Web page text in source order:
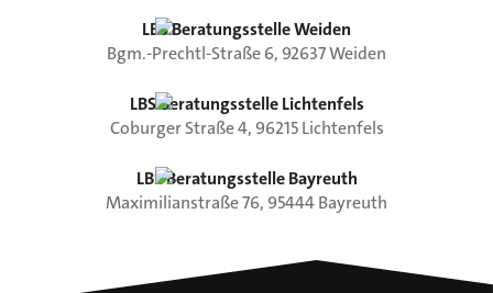
LBS Beratungsstelle Weiden
Bgm.-Prechtl-Straße6,92637Weiden
LBS Beratungsstelle Lichtenfels
Coburger Straße4,96215 Lichtenfels
LBS Beratungsstelle Bayreuth
Maximilianstraße76,95444Bayreuth